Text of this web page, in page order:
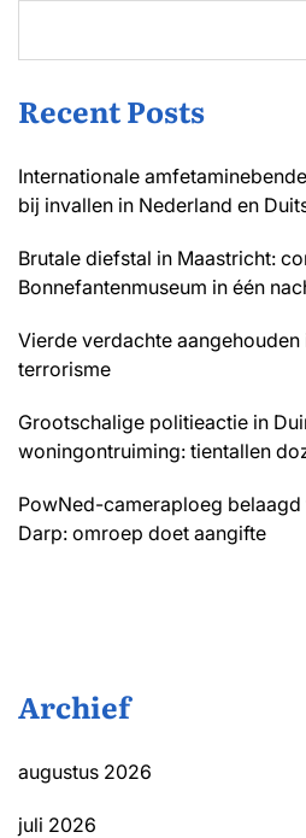
Recent Posts
Internationale
bij invallen in Nederland en
Brutale diefstal in Maastricht:
Bonnefantenmuseum in één
Vierde verdachte
terrorisme
Grootschalige politieactie in
woningontruiming: tientallen
PowNed-cameraploeg
Darp: omroep doet aangifte
Archief
augustus 2026
juli 2026